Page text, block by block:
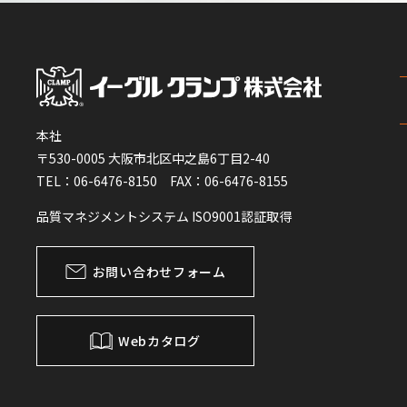
本社
〒530-0005 大阪市北区中之島6丁目2-40
TEL：06-6476-8150 FAX：06-6476-8155
品質マネジメントシステム ISO9001認証取得
お問い合わせフォーム
Webカタログ